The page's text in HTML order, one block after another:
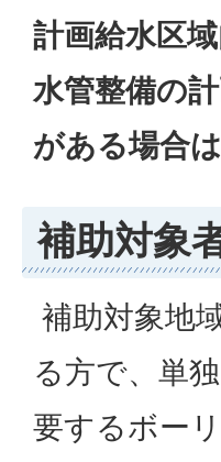
計画給水区
水管整備の
がある場合
補助対象
補助対象地
る方で、単
要するボー